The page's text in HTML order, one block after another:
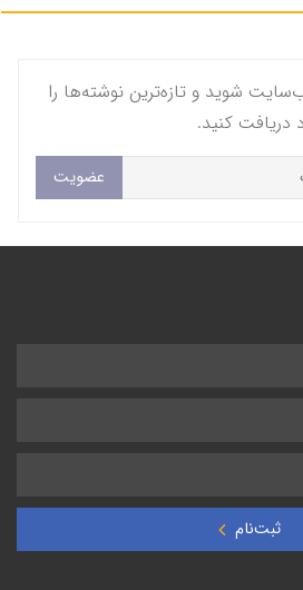
شوید و تازه‌ترین نوشته‌ها را
دریافت کنید.
عضویت
ثبت‌نام